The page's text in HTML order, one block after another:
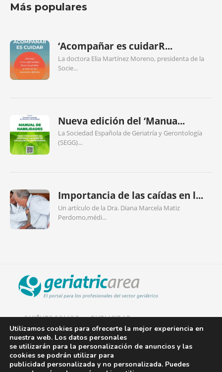
Más populares
‘Acompañar es cuidarR...
La doctora Elia Martínez Moreno, presidenta de la
Socie...
Nueva edición del ‘Manua...
La Sociedad Española de Geriatría y Gerontología
(SEGG)...
Importancia de las caídas en l...
Un artículo de la Dra. Diana Marcela Matiz
Perdomo,médi...
QUIÉNES SOMOS PUBLICIDAD
AVISO LEGAL
POLÍTICA DE COOKIES
Utilizamos cookies para ofrecerte la mejor experiencia en
nuestra web. Los datos personales
se utilizarán para la personalización de anuncios y las
cookies se podrán utilizar para
publicidad personalizada y no personalizada. Puedes